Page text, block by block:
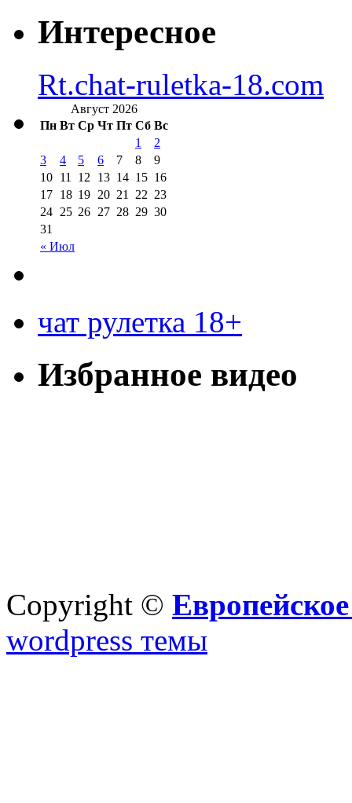
Интересное
Rt.chat-ruletka-18.com
Август 2026
Пн Вт Ср Чт Пт Сб Вс
« Июл
1
2
3
4 5 6 7 8
9
10 11 12 13 14 15 16
17 18 19 20 21 22 23
24 25 26 27 28 29 30
31
чат рулетка 18+
Избранное видео
Copyright ©
wordpress темы